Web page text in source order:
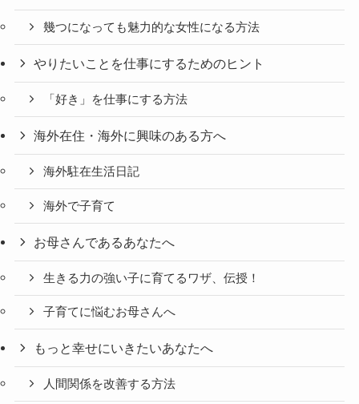
幾つになっても魅力的な女性になる方法
やりたいことを仕事にするためのヒント
「好き」を仕事にする方法
海外在住・海外に興味のある方へ
海外駐在生活日記
海外で子育て
お母さんであるあなたへ
生きる力の強い子に育てるワザ、伝授！
子育てに悩むお母さんへ
もっと幸せにいきたいあなたへ
人間関係を改善する方法